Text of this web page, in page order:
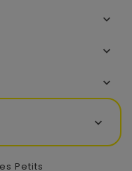




Petits